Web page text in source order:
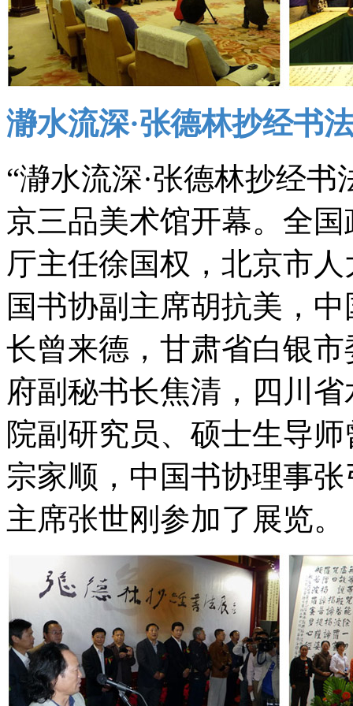
瀞水流深·张德林抄经书
“瀞水流深·张德林抄经书
京三品美术馆开幕。全
厅主任徐国权，北京市
国书协副主席胡抗美，
长曾来德，甘肃省白银
府副秘书长焦清，四川
院副研究员、硕士生导
宗家顺，中国书协理事
主席张世刚参加了展览。